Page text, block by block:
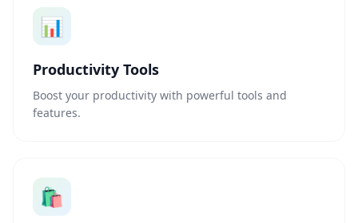
📊
Productivity Tools
Boost your productivity with powerful tools and
features.
🛍️